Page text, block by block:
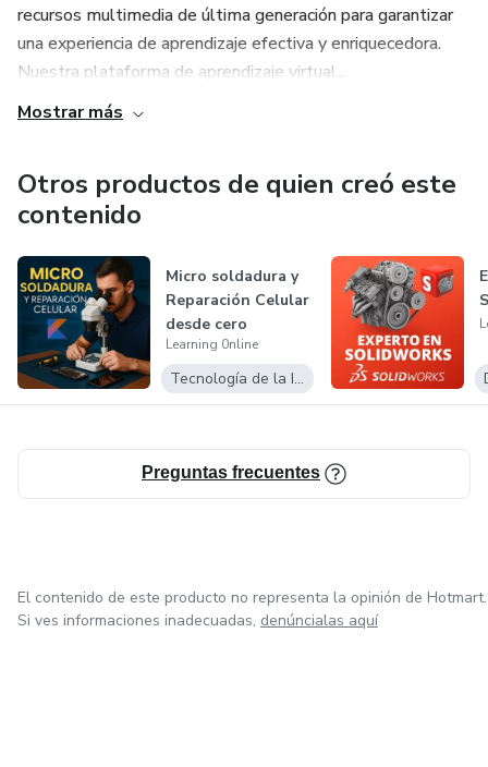
recursos multimedia de última generación para garantizar
una experiencia de aprendizaje efectiva y enriquecedora.
Nuestra plataforma de aprendizaje virtual...
Mostrar más
Otros productos de quien creó este
contenido
Micro soldadura y
Reparación Celular
desde cero
Learning 0nline
Tecnología de la Información
Preguntas frecuentes
El contenido de este producto no representa la opinión de Hotmart.
Si ves informaciones inadecuadas, denúncialas aquí